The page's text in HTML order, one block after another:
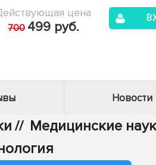
цена
700 499 руб.
Новости
// Медицинские